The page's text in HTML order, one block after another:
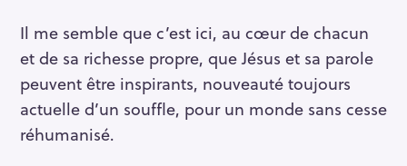
Il me semble que c’est ici, au cœur de chacun
et de sa richesse propre, que Jésus et sa parole
peuvent être inspirants, nouveauté toujours
actuelle d’un souffle, pour un monde sans cesse
réhumanisé.